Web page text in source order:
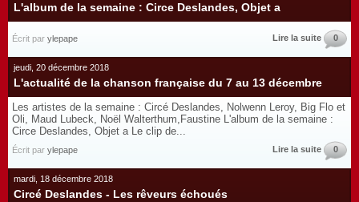
L'album de la semaine : Circe Deslandes, Objet a
Écrit par ylepape Lire la suite 0
jeudi, 20 décembre 2018
L'actualité de la chanson française du 7 au 13 décembre
Les artistes de la semaine : Circé Deslandes, Nolwenn Leroy, Big Flo et
Oli, Maud Lubeck, Noël Walterthum,Faustine L'album de la semaine :
Circe Deslandes, Objet a Le clip de...
Écrit par ylepape Lire la suite 0
mardi, 18 décembre 2018
Circé Deslandes - Les rêveurs échoués